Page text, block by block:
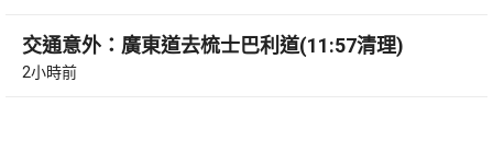
交通意外：廣東道去梳士巴利道(11:57清理)
2小時前